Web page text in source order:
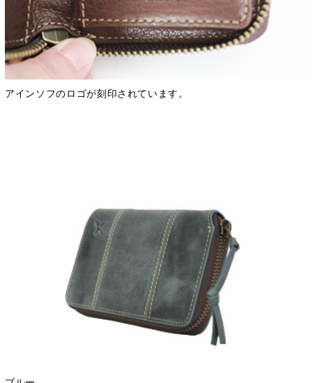
アインソフのロゴが刻印されています。